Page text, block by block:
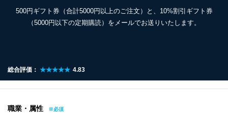
500円ギフト券（合計5000円以上のご注文）と、10%割引ギフト券
（5000円以下の定期購読）をメールでお送りいたします。
総合評価： ★★★★★ 4.83
職業・属性